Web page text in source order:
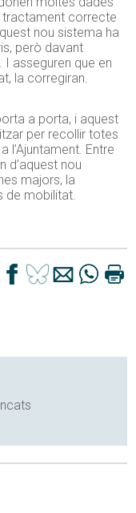
tractament correcte
nou sistema ha
però davant
I asseguren que en
la corregiran.
a porta, i aquest
per recollir totes
l’Ajuntament. Entre
d’aquest nou
majors, la
de mobilitat.